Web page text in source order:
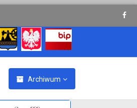
Archiwum